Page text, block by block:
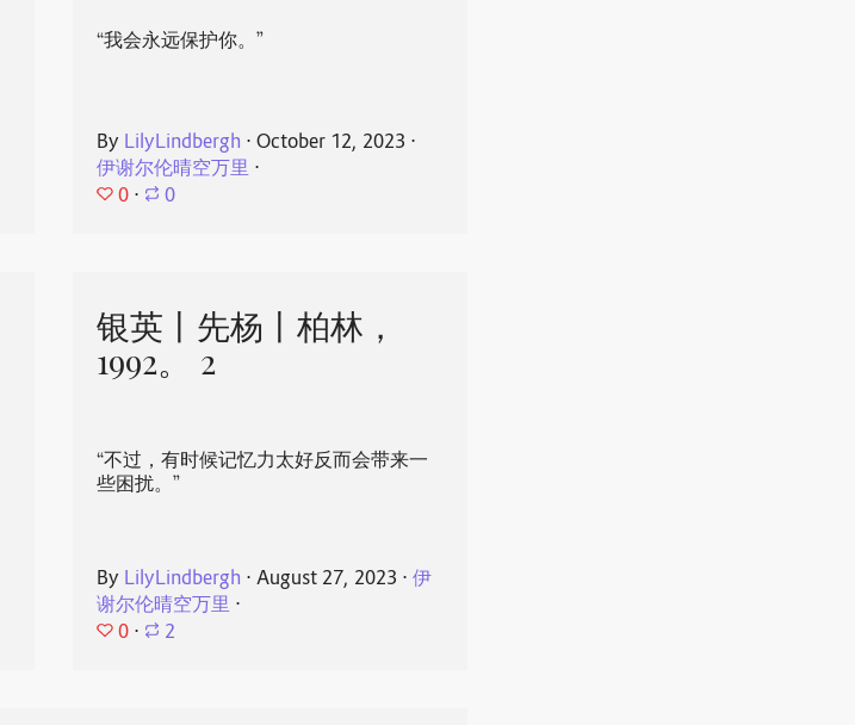
“我会永远保护你。”
By LilyLindbergh ⋅ October 12, 2023 ⋅
伊谢尔伦晴空万里 ⋅
0 ⋅ 0
银英丨先杨丨柏林，
1992。 2
“不过，有时候记忆力太好反而会带来一
些困扰。”
By LilyLindbergh ⋅ August 27, 2023 ⋅ 伊
谢尔伦晴空万里 ⋅
0 ⋅ 2